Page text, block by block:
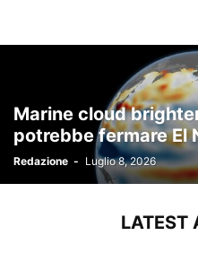
Marine cloud
potrebbe fermare El
Redazione - Luglio 8, 2026
LATEST